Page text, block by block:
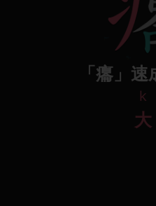
「癟」
k
大